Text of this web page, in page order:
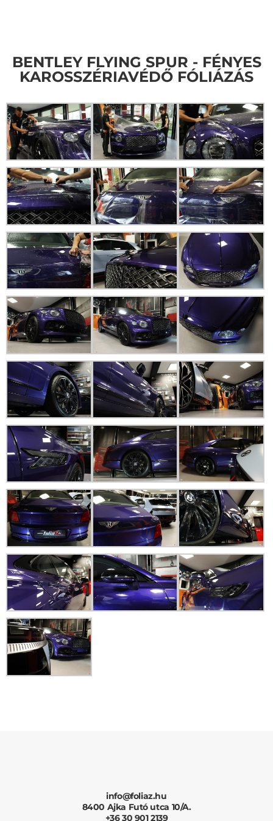
BENTLEY FLYING SPUR - FÉNYES
KAROSSZÉRIAVÉDŐ FÓLIÁZÁS
info@foliaz.hu
8400 Ajka Futó utca 10/A.
+36 30 901 2139